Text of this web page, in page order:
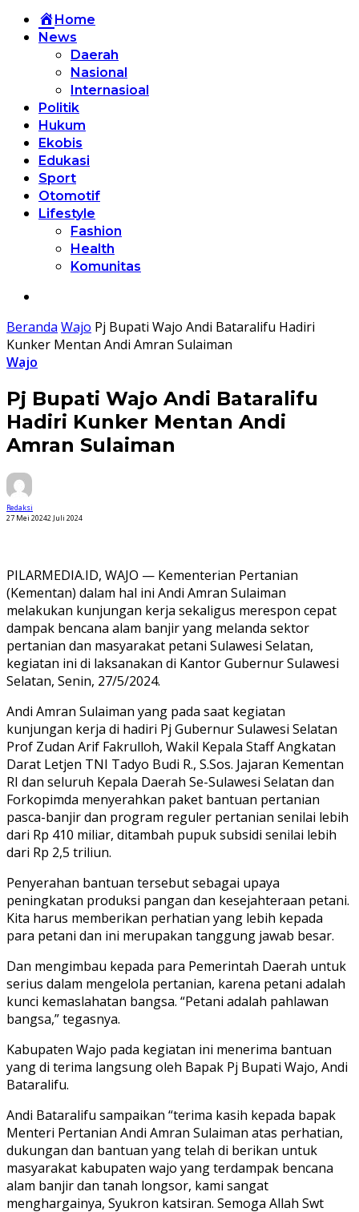
Home
News
Daerah
Nasional
Internasioal
Politik
Hukum
Ekobis
Edukasi
Sport
Otomotif
Lifestyle
Fashion
Health
Komunitas
Beranda Wajo Pj Bupati Wajo Andi Bataralifu Hadiri
Kunker Mentan Andi Amran Sulaiman
Wajo
Pj Bupati Wajo Andi Bataralifu
Hadiri Kunker Mentan Andi
Amran Sulaiman
Redaksi
27 Mei 20242 Juli 2024
PILARMEDIA.ID, WAJO — Kementerian Pertanian
(Kementan) dalam hal ini Andi Amran Sulaiman
melakukan kunjungan kerja sekaligus merespon cepat
dampak bencana alam banjir yang melanda sektor
pertanian dan masyarakat petani Sulawesi Selatan,
kegiatan ini di laksanakan di Kantor Gubernur Sulawesi
Selatan, Senin, 27/5/2024.
Andi Amran Sulaiman yang pada saat kegiatan
kunjungan kerja di hadiri Pj Gubernur Sulawesi Selatan
Prof Zudan Arif Fakrulloh, Wakil Kepala Staff Angkatan
Darat Letjen TNI Tadyo Budi R., S.Sos. Jajaran Kementan
RI dan seluruh Kepala Daerah Se-Sulawesi Selatan dan
Forkopimda menyerahkan paket bantuan pertanian
pasca-banjir dan program reguler pertanian senilai lebih
dari Rp 410 miliar, ditambah pupuk subsidi senilai lebih
dari Rp 2,5 triliun.
Penyerahan bantuan tersebut sebagai upaya
peningkatan produksi pangan dan kesejahteraan petani.
Kita harus memberikan perhatian yang lebih kepada
para petani dan ini merupakan tanggung jawab besar.
Dan mengimbau kepada para Pemerintah Daerah untuk
serius dalam mengelola pertanian, karena petani adalah
kunci kemaslahatan bangsa. “Petani adalah pahlawan
bangsa,” tegasnya.
Kabupaten Wajo pada kegiatan ini menerima bantuan
yang di terima langsung oleh Bapak Pj Bupati Wajo, Andi
Bataralifu.
Andi Bataralifu sampaikan “terima kasih kepada bapak
Menteri Pertanian Andi Amran Sulaiman atas perhatian,
dukungan dan bantuan yang telah di berikan untuk
masyarakat kabupaten wajo yang terdampak bencana
alam banjir dan tanah longsor, kami sangat
menghargainya, Syukron katsiran. Semoga Allah Swt